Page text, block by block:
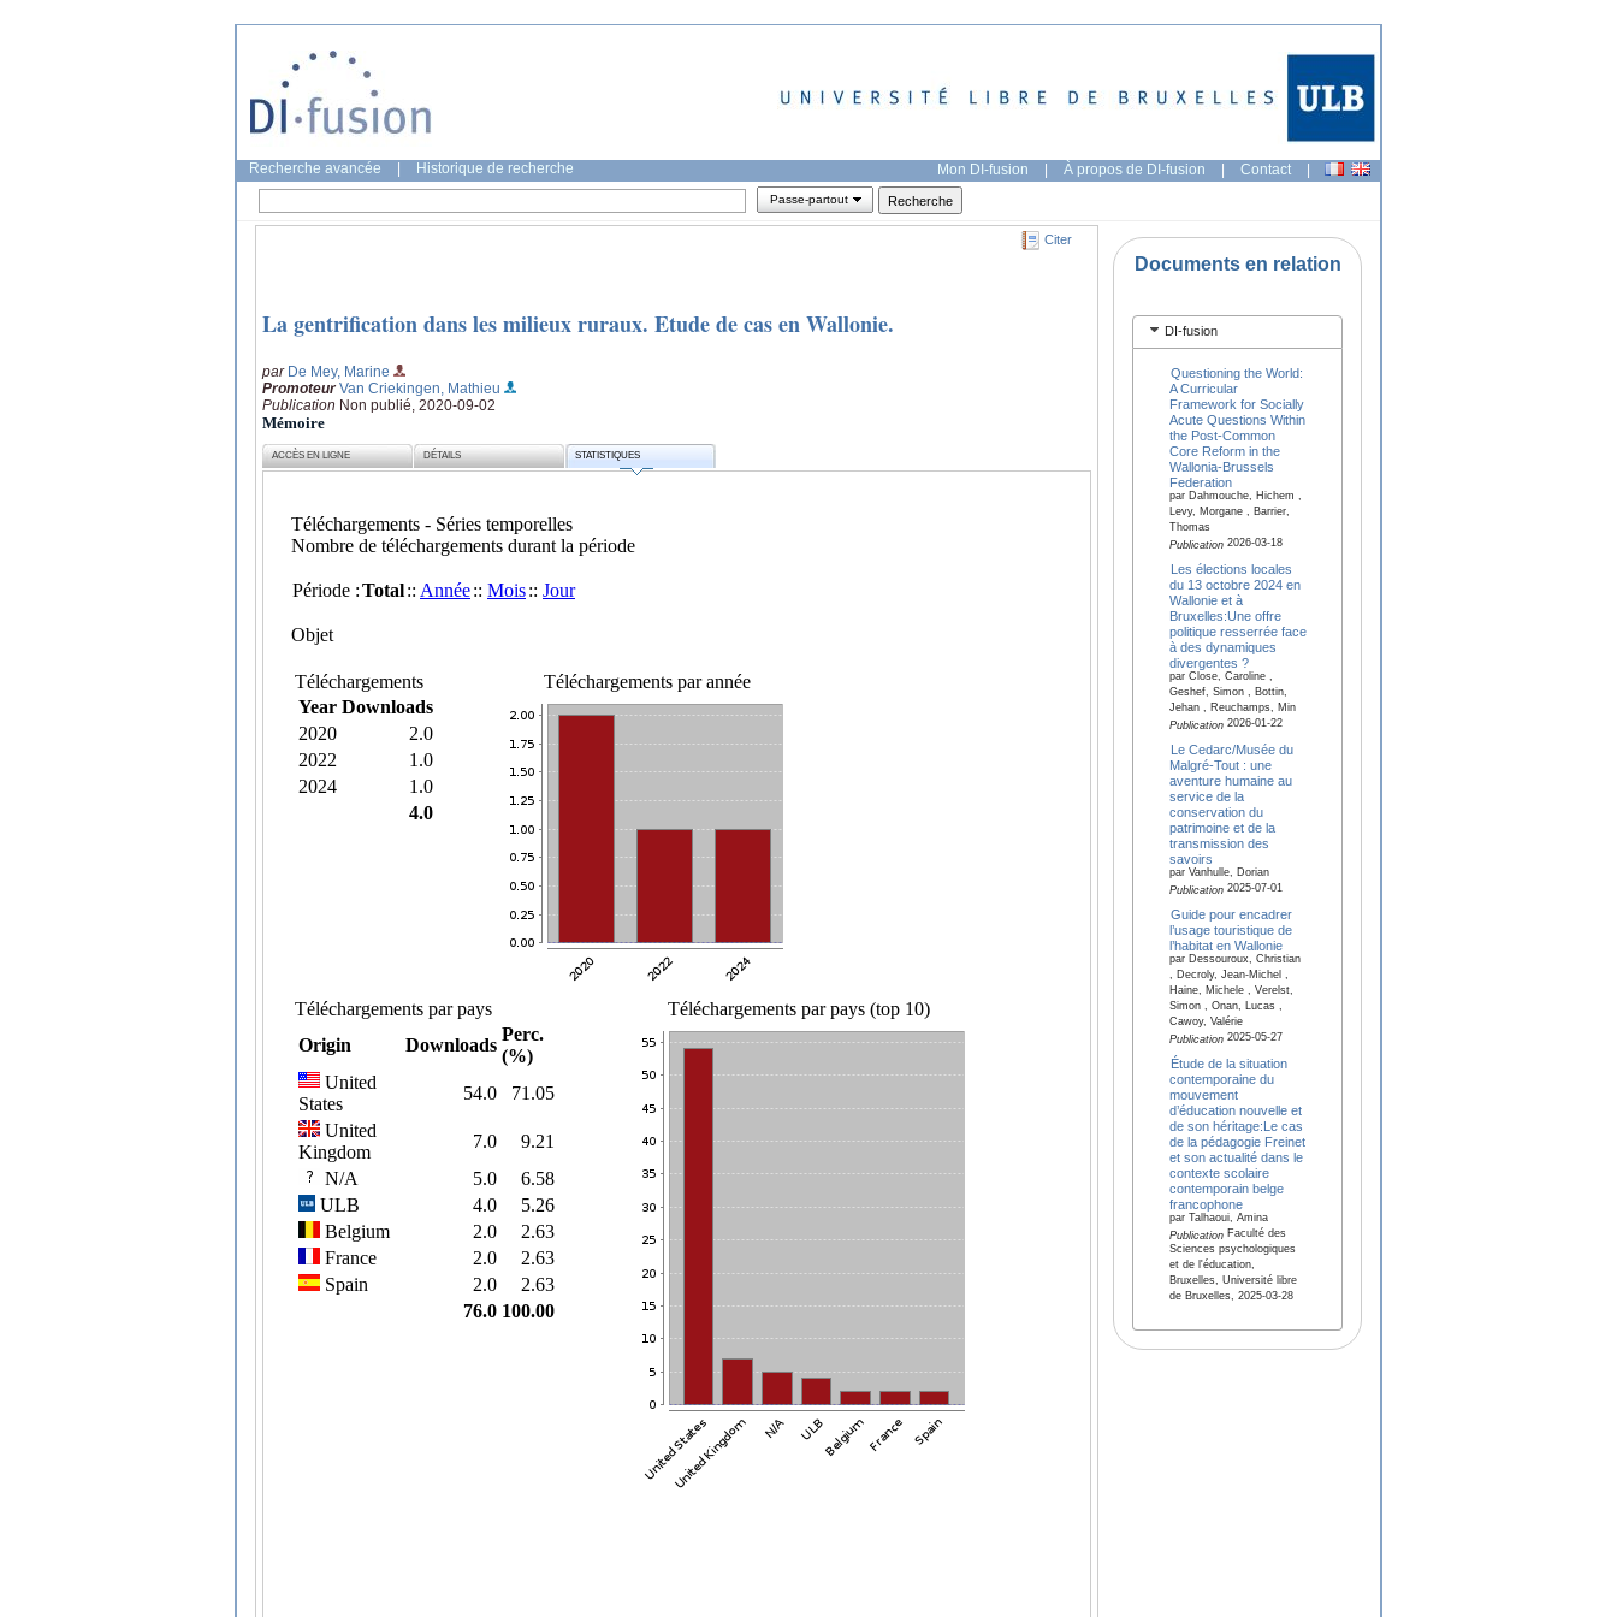
Recherche avancée Historique de recherche Mon DI-fusion | À propos de DI-fusion | Contact |
Passe-partout
Citer
La gentrification dans les milieux ruraux. Etude de cas en Wallonie.
par De Mey, Marine
Promoteur Van Criekingen, Mathieu
Publication Non publié, 2020-09-02
Mémoire
ACCÈS EN LIGNE DÉTAILS STATISTIQUES
Documents en relation
DI-fusion
Questioning the World:
A Curricular
Framework for Socially
Acute Questions Within
the Post-Common
Core Reform in the
Wallonia-Brussels
Federation
par Dahmouche, Hichem ,
Levy, Morgane , Barrier,
Thomas
Publication2026-03-18
Les élections locales
du 13 octobre 2024 en
Wallonie et à
Bruxelles:Une offre
politique resserrée face
à des dynamiques
divergentes ?
par Close, Caroline ,
Geshef, Simon , Bottin,
Jehan , Reuchamps, Min
Publication2026-01-22
Le Cedarc/Musée du
Malgré-Tout : une
aventure humaine au
service de la
conservation du
patrimoine et de la
transmission des
savoirs
par Vanhulle, Dorian
Publication2025-07-01
Guide pour encadrer
l’usage touristique de
l’habitat en Wallonie
par Dessouroux, Christian
, Decroly, Jean-Michel ,
Haine, Michele , Verelst,
Simon , Onan, Lucas ,
Cawoy, Valérie
Publication2025-05-27
Étude de la situation
contemporaine du
mouvement
d’éducation nouvelle et
de son héritage:Le cas
de la pédagogie Freinet
et son actualité dans le
contexte scolaire
contemporain belge
francophone
par Talhaoui, Amina
PublicationFaculté des
Sciences psychologiques
et de l'éducation,
Bruxelles, Université libre
de Bruxelles, 2025-03-28